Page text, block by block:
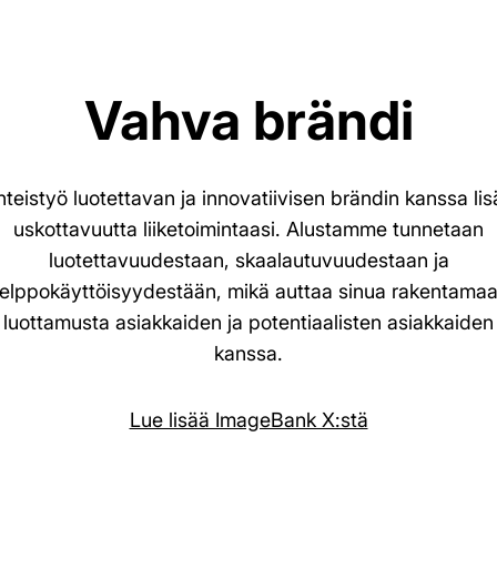
Vahva brändi
luotettavan ja innovatiivisen brändin kanssa
uskottavuutta liiketoimintaasi. Alustamme tunnetaan
luotettavuudestaan, skaalautuvuudestaan ja
mikä auttaa sinua
luottamusta asiakkaiden ja potentiaalisten asiakkaiden
kanssa.
Lue lisää ImageBank X:stä